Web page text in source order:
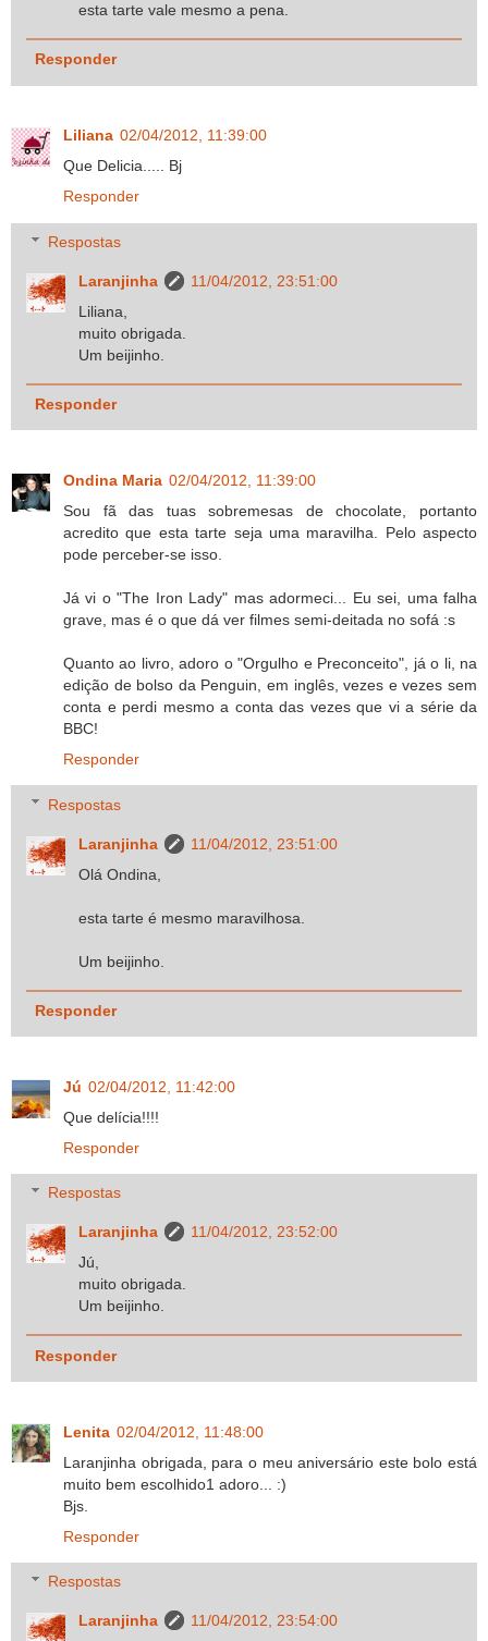
esta tarte vale mesmo a pena.
Responder
Liliana 02/04/2012, 11:39:00
Que Delicia..... Bj
Responder
Respostas
Laranjinha
11/04/2012, 23:51:00
Liliana,
muito obrigada.
Um beijinho.
Responder
Ondina Maria 02/04/2012, 11:39:00
Sou fã das tuas sobremesas de chocolate, portanto
acredito que esta tarte seja uma maravilha. Pelo aspecto
pode perceber-se isso.
Já vi o "The Iron Lady" mas adormeci... Eu sei, uma falha
grave, mas é o que dá ver filmes semi-deitada no sofá :s
Quanto ao livro, adoro o "Orgulho e Preconceito", já o li, na
edição de bolso da Penguin, em inglês, vezes e vezes sem
conta e perdi mesmo a conta das vezes que vi a série da
BBC!
Responder
Respostas
Laranjinha
11/04/2012, 23:51:00
Olá Ondina,
esta tarte é mesmo maravilhosa.
Um beijinho.
Responder
Jú 02/04/2012, 11:42:00
Que delícia!!!!
Responder
Respostas
Laranjinha
11/04/2012, 23:52:00
Jú,
muito obrigada.
Um beijinho.
Responder
Lenita 02/04/2012, 11:48:00
Laranjinha obrigada, para o meu aniversário este bolo está
muito bem escolhido1 adoro... :)
Bjs.
Responder
Respostas
Laranjinha
11/04/2012, 23:54:00